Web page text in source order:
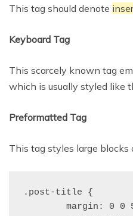
This tag should denote
Keyboard Tag
This scarcely known tag
which is usually styled like
Preformatted Tag
This tag styles large blocks
.post-title {